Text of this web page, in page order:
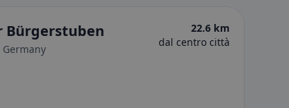
Bürgerstuben
22.6 km
dal centro città